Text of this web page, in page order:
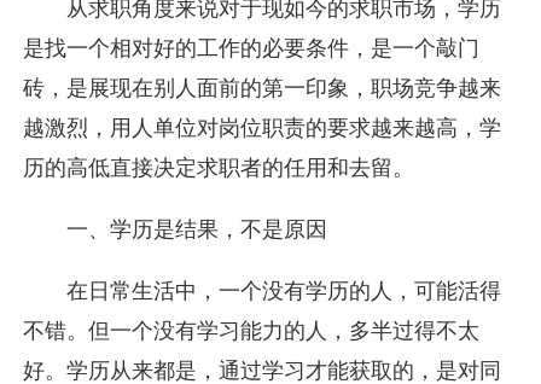
从求职角度来说对于现如今的求职市场，学历
是找一个相对好的工作的必要条件，是一个敲门
砖，是展现在别人面前的第一印象，职场竞争越来
越激烈，用人单位对岗位职责的要求越来越高，学
历的高低直接决定求职者的任用和去留。
一、学历是结果，不是原因
在日常生活中，一个没有学历的人，可能活得
不错。但一个没有学习能力的人，多半过得不太
好。学历从来都是，通过学习才能获取的，是对同